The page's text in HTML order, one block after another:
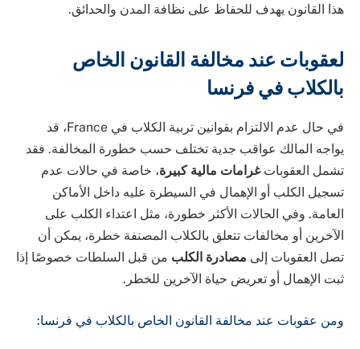
هذا القانون يهدف للحفاظ على نظافة المدن والحدائق.
لعقوبات عند مخالفة القانون الخاص
بالكلاب في فرنسا
في حال عدم الالتزام بقوانين تربية الكلاب في France، قد
يواجه المالك عواقب جدية تختلف حسب خطورة المخالفة. فقد
تشمل العقوباتغرامات مالية كبيرة، خاصة في حالات عدم
تسجيل الكلب أو الإهمال في السيطرة عليه داخل الأماكن
العامة. وفي الحالات الأكثر خطورة، مثل اعتداء الكلب على
الآخرين أو مخالفات تتعلق بالكلاب المصنفة خطرة، يمكن أن
تصل العقوبات إلى مصادرة الكلب من قبل السلطات خصوصًا إذا
ثبت الإهمال أو تعريض حياة الآخرين للخطر.
ومن عقوبات عند مخالفة القانون الخاص بالكلاب في فرنسا: